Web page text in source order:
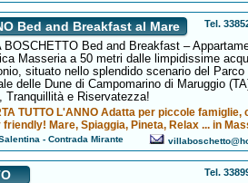
Bed and Breakfast al Mare Tel.
BOSCHETTO Bed and Breakfast –
Masseria a 50 metri dalle limpidissime
situato nello splendido scenario del Parco
delle Dune di Campomarino di Maruggio
Tranquillità e Riservatezza!
TUTTO L'ANNO Adatta per piccole famiglie,
friendly! Mare, Spiaggia, Pineta, Relax ... in
- Contrada Mirante
Tel.